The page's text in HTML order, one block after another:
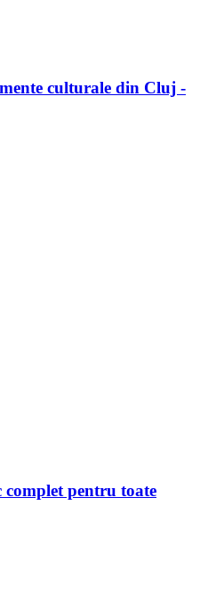
culturale din Cluj -
complet pentru toate